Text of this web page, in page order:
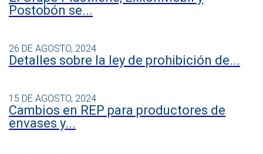
Postobón se...
26 DE AGOSTO, 2024
Detalles sobre la ley de prohibición de...
15 DE AGOSTO, 2024
Cambios en REP para productores de
envases y...